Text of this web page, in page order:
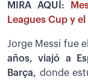
MIRA AQUÍ:
Leagues Cup y
Jorge Messi fue
años, viajó a
Barça, donde